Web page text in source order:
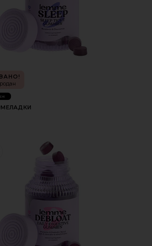
ВИТАМИННЫЕ МАРМЕЛАДКИ DEBLOAT